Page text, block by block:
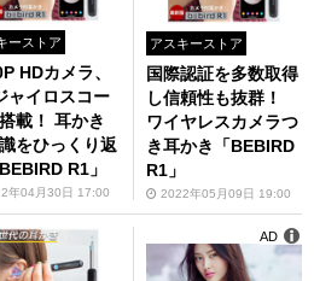
ーストア
HDカメラ、
ャイロスコー
載！ 耳かき
をひっくり返
R1」
年04月30日 17:00
アスキーストア
国際認証を多数取得
し信頼性も抜群！
ワイヤレスカメラつ
き耳かき「BEBIRD
R1」
2022年05月09日 19:00
AD